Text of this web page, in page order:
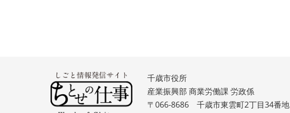
千歳市役所
産業振興部 商業労働課 労政係
〒066-8686 千歳市東雲町2丁目34番地